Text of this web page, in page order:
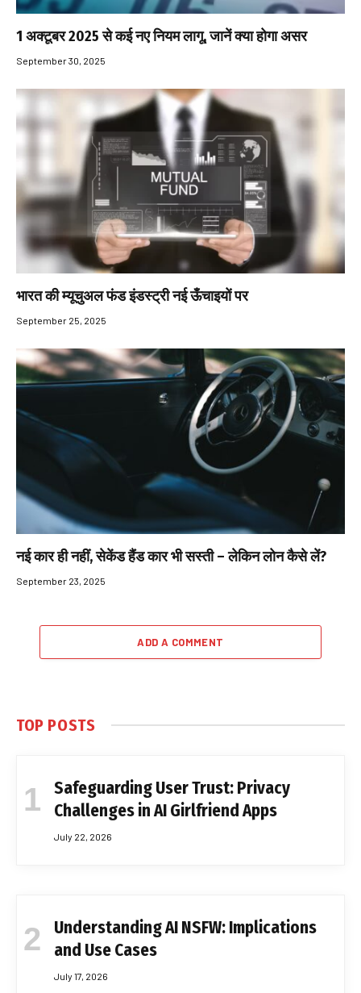
1 अक्टूबर 2025 से कई नए नियम लागू, जानें क्या होगा असर
September 30, 2025
भारत की म्यूचुअल फंड इंडस्ट्री नई ऊँचाइयों पर
September 25, 2025
नई कार ही नहीं, सेकेंड हैंड कार भी सस्ती – लेकिन लोन कैसे लें?
September 23, 2025
ADD A COMMENT
TOP POSTS
Safeguarding User Trust: Privacy
Challenges in AI Girlfriend Apps
July 22, 2026
Understanding AI NSFW: Implications
and Use Cases
July 17, 2026